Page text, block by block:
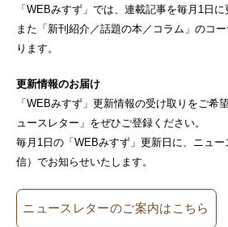
「WEBみすず」では、連載記事を毎月1日に
また「新刊紹介／話題の本／コラム」のコ
ります。
更新情報のお届け
「WEBみすず」更新情報の受け取りをご希
ュースレター」をぜひご登録ください。
毎月1日の「WEBみすず」更新日に、ニュ
信）でお知らせいたします。
ニュースレターのご案内はこちら